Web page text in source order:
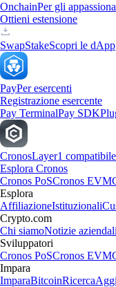
OnchainPer gli
Ottieni estensione
SwapStakeScopri le dApp
PayPer esercenti
Registrazione esercente
Pay TerminalPay SDK
CronosLayer1
Esplora Cronos
Cronos PoSCronos EVM
Esplora
AffiliazioneIstituzionali
Crypto.com
Chi siamoNotizie aziendali
Sviluppatori
Cronos PoSCronos EVM
Impara
ImparaBitcoinRicerca